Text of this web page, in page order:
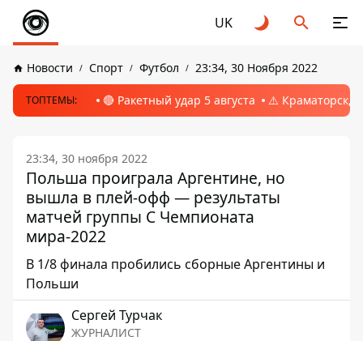
UK
Новости Спорт Футбол 23:34, 30 Ноября 2022
ТОПТЕМЫ: 🔴 Ракетный удар 5 августа ⚠️ Краматорск,
23:34, 30 ноября 2022
Польша проиграла Аргентине, но
вышла в плей-офф — результаты
матчей группы С Чемпионата
мира-2022
В 1/8 финала пробились сборные Аргентины и
Польши
Сергей Турчак
ЖУРНАЛИСТ